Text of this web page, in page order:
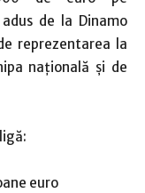
de la Dinamo
reprezentarea la
naţională şi de
euro